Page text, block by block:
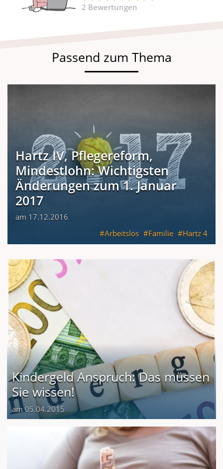
2 Bewertungen
Passend zum Thema
Hartz IV, Pflegereform,
Mindestlohn: Wichtigsten
Änderungen zum 1. Januar
2017
am 17.12.2016
Arbeitslos
Familie Hartz 4
Kindergeld Anspruch: Das müssen
Sie wissen!
am 05.04.2015